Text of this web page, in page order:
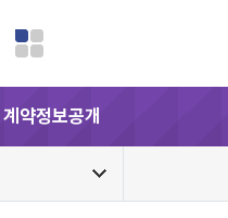
계약정보공개